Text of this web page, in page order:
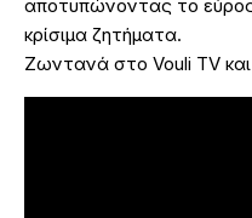
αποτυπώνοντας το
κρίσιμα ζητήματα.
Ζωντανά στο Vouli TV και